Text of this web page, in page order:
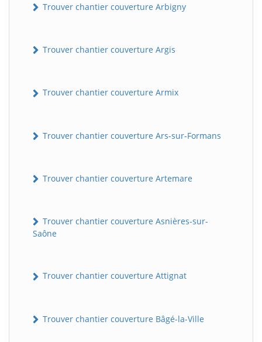
Trouver chantier couverture Arbigny
Trouver chantier couverture Argis
Trouver chantier couverture Armix
Trouver chantier couverture Ars-sur-Formans
Trouver chantier couverture Artemare
Trouver chantier couverture Asnières-sur-
Saône
Trouver chantier couverture Attignat
Trouver chantier couverture Bâgé-la-Ville